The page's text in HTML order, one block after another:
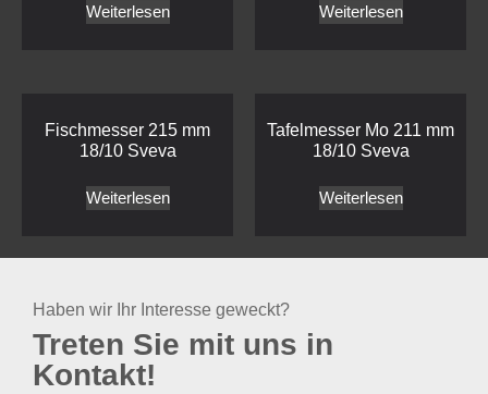
Weiterlesen Weiterlesen
Fischmesser 215 mm
18/10 Sveva
Weiterlesen
Tafelmesser Mo 211 mm
18/10 Sveva
Weiterlesen
Haben wir Ihr Interesse geweckt?
Treten Sie mit uns in
Kontakt!